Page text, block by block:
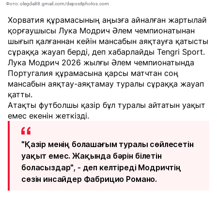
Фото: olegda88.gmail.com/depositphotos.com
Хорватия құрамасының аңызға айналған жартылай
қорғаушысы Лука Модрич Әлем чемпионатынан
шығып қалғаннан кейін мансабын аяқтауға қатысты
сұраққа жауап берді, деп хабарлайды Tengri Sport.
Лука Модрич 2026 жылғы Әлем чемпионатында
Португалия құрамасына қарсы матчтан соң
мансабын аяқтау-аяқтамау туралы сұраққа жауап
қатты.
Атақты футболшы қазір бұл туралы айтатын уақыт
емес екенін жеткізді.
"Қазір менің болашағым туралы сөйлесетін
уақыт емес. Жақында бәрін білетін
боласыздар", - деп келтіреді Модричтің
сөзін инсайдер Фабрицио Романо.